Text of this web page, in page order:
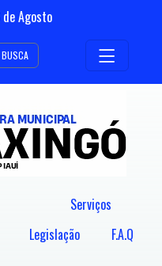
deAgosto
BUSCA
Serviços
Legislação F.A.Q